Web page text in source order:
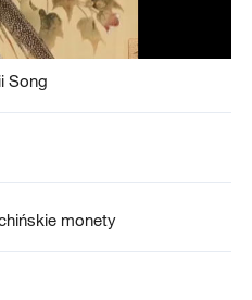
Song
monety